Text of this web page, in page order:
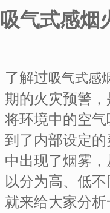
吸气式感烟
了解过吸气式感
期的火灾预警
将环境中的空
到了内部设定
中出现了烟雾
以分为高、低
就来给大家分